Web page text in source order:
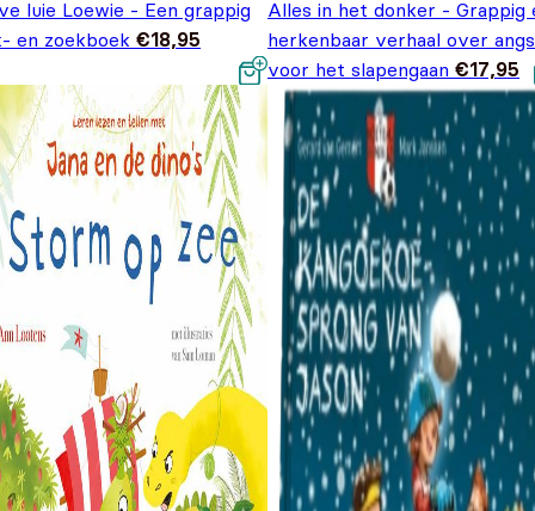
luie Loewie - Een grappig
en zoekboek €18,95
Alles in het donker - Grappig
herkenbaar verhaal over
voor het slapengaan €17,95